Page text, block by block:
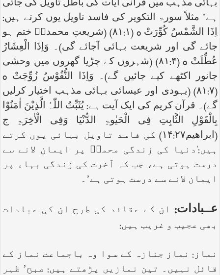
بہائی مذہب میں قرآنی آیات کی باطل تاویل کی جاتی
ہے’ مثلاً سورۃ التکویر کی فاسد تاویل یوں کرتے ہیں:
اِذَا الشَّمْسُ کُوِّرَتْ o
(۸۱:۱) (شریعتِ محمدیؐ ختم ہو
جائے گی اور شریعت بہائی آجائے گی)۔ وَاِذَا الْعِشَارُ
عُطِّلَتْ o
(۸۱:۴) (شہروں کے چڑیا گھروں میں وحشی
جانور اکٹھے کیے جائیں گے)۔ وَاِذَا النُّفُوْسُ زُوِّجَتْ o
(۸۱:۷) (یہودی اور عیسائی بہائی مذہب اختیار کرلیں
گے)۔ قرآن کریم کی ایک آیت ہے: یُثَبِّتُ اللّٰہُ الَّذِیْنَ اٰمَنُوْا
بِالْقَوْلِ الثَّابِتِ فِی الْحَیٰوۃِ الدُّنْیَا وَفِی الْاٰخِرَۃِ ج
(ابراھیم۱۴:۲۷) کی فاسد تاویل بہائی یوں کرتے
ہیں:‘دنیا کی زندگی محمدؐ پر ایمان لانے سے
درست ہوتی ہے، جب کہ آخرت کی زندگی بہاء پر
ایمان لانے سے درست ہوتی ہے’۔
عــبادات: ان کے عقائد کی طرح ان کی عبادات
بھی عجیب و غریب ہیں:
نماز: نماز جنازہ کے سوا وہ باجماعت نماز کے
قائل نہیں۔ تین نمازیں پڑھتے ہیں: صبح’ ظہر